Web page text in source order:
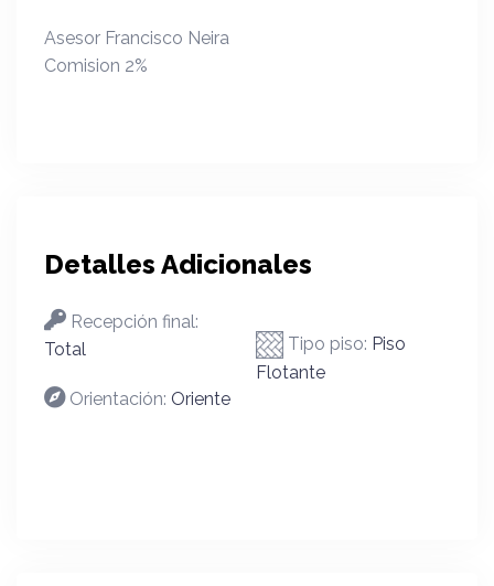
Asesor Francisco Neira
Comision 2%
Detalles Adicionales
Recepción final:
Total
Orientación: Oriente
Tipo piso: Piso
Flotante